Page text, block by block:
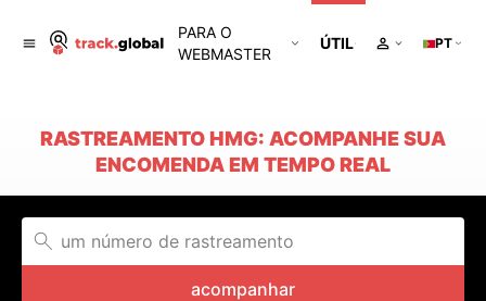
PARA O
WEBMASTER
ÚTIL PT
RASTREAMENTO HMG: ACOMPANHE SUA
ENCOMENDA EM TEMPO REAL
acompanhar